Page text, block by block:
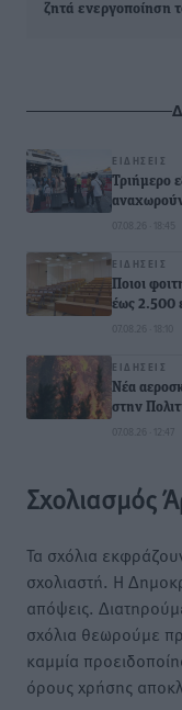
ζητά ενεργοποίηση
ΕΙΔΉΣΕΙΣ
Τριήμερο
07.08.26 · 18:45
ΕΙΔΉΣΕΙΣ
Ποιοι
έως 2.500
07.08.26 · 18:10
ΕΙΔΉΣΕΙΣ
Νέα
στην
07.08.26 · 12:47
Σχολιασμός
Τα σχόλια
σχολιαστή. Η
απόψεις.
σχόλια θεωρούμε
καμμία
όρους χρήσης